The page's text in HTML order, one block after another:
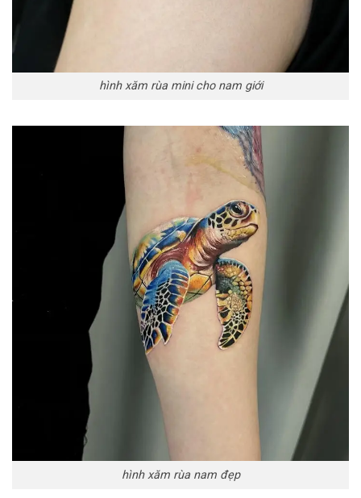
hình xăm rùa mini cho nam giới
hình xăm rùa nam đẹp